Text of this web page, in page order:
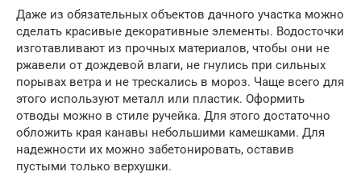
Даже из обязательных объектов дачного участка можно
сделать красивые декоративные элементы. Водосточки
изготавливают из прочных материалов, чтобы они не
ржавели от дождевой влаги, не гнулись при сильных
порывах ветра и не трескались в мороз. Чаще всего для
этого используют металл или пластик. Оформить
отводы можно в стиле ручейка. Для этого достаточно
обложить края канавы небольшими камешками. Для
надежности их можно забетонировать, оставив
пустыми только верхушки.